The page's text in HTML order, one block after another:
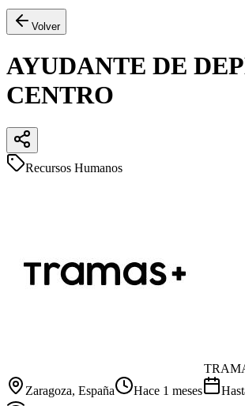
Volver
AYUDANTE DE
CENTRO
Recursos Humanos
Zaragoza, España Hace 1 meses